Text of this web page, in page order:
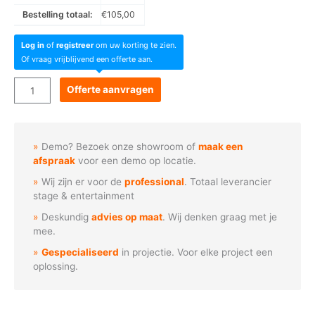
Bestelling totaal:
€105,00
Log in of registreerom uw korting te zien.
Of vraag vrijblijvend een offerte aan.
Goboservice
-
Londen
Offerte aanvragen
Demo? Bezoek onze showroom ofmaak een
afspraak voor een demo op locatie.
Wij zijn er voor deprofessional. Totaal leverancier
stage & entertainment
Deskundigadvies op maat. Wij denken graag met je
mee.
Gespecialiseerd in projectie. Voor elke project een
oplossing.